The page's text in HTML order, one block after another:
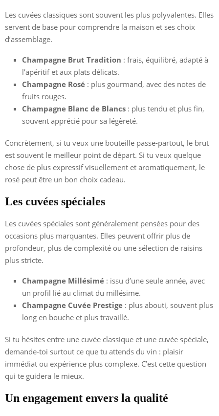
Les cuvées classiques sont souvent les plus polyvalentes. Elles
servent de base pour comprendre la maison et ses choix
d’assemblage.
Champagne Brut Tradition : frais, équilibré, adapté à
l’apéritif et aux plats délicats.
Champagne Rosé : plus gourmand, avec des notes de
fruits rouges.
Champagne Blanc de Blancs : plus tendu et plus fin,
souvent apprécié pour sa légèreté.
Concrètement, si tu veux une bouteille passe-partout, le brut
est souvent le meilleur point de départ. Si tu veux quelque
chose de plus expressif visuellement et aromatiquement, le
rosé peut être un bon choix cadeau.
Les cuvées spéciales
Les cuvées spéciales sont généralement pensées pour des
occasions plus marquantes. Elles peuvent offrir plus de
profondeur, plus de complexité ou une sélection de raisins
plus stricte.
Champagne Millésimé : issu d’une seule année, avec
un profil lié au climat du millésime.
Champagne Cuvée Prestige : plus abouti, souvent plus
long en bouche et plus travaillé.
Si tu hésites entre une cuvée classique et une cuvée spéciale,
demande-toi surtout ce que tu attends du vin : plaisir
immédiat ou expérience plus complexe. C’est cette question
qui te guidera le mieux.
Un engagement envers la qualité